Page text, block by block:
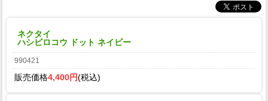
ネクタイ
ハシビロコウ ドット ネイビー
990421
販売価格4,400円(税込)